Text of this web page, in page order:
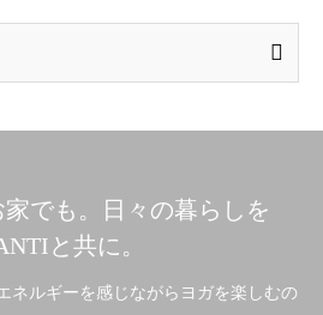
でも。日々の暮らしを
と共に。
ネルギーを感じながらヨガを楽しむの